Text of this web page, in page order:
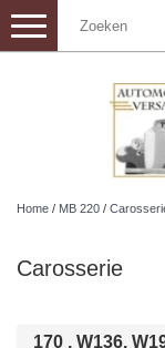
Toggle
navigation
Home / MB 220 /
Carosserie
170 , W136,